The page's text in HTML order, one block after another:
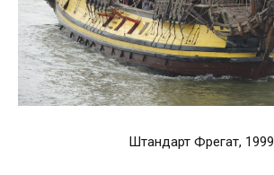
Штандарт Фрегат, 1999